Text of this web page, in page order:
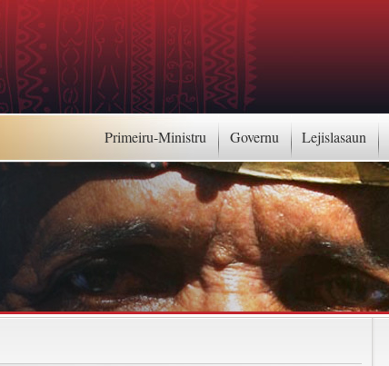
Primeiru-Ministru Governu Lejislasaun